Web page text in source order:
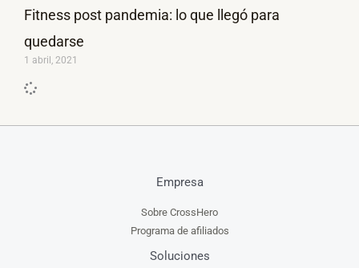
Fitness post pandemia: lo que llegó para
quedarse
1 abril, 2021
Empresa
Sobre CrossHero
Programa de afiliados
Soluciones